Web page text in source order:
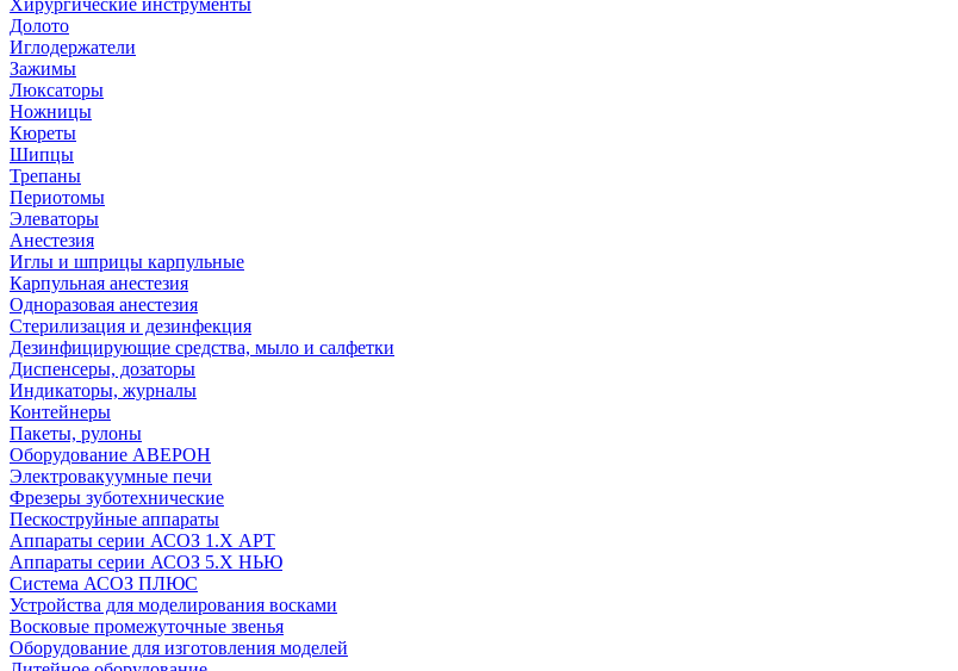
Хирургические инструменты
Долото
Иглодержатели
Зажимы
Люксаторы
Ножницы
Кюреты
Шипцы
Трепаны
Периотомы
Элеваторы
Анестезия
Иглы и шприцы карпульные
Карпульная анестезия
Одноразовая анестезия
Стерилизация и дезинфекция
Дезинфицирующие средства, мыло и салфетки
Диспенсеры, дозаторы
Индикаторы, журналы
Контейнеры
Пакеты, рулоны
Оборудование АВЕРОН
Электровакуумные печи
Фрезеры зуботехнические
Пескоструйные аппараты
Аппараты серии АСОЗ 1.Х АРТ
Аппараты серии АСОЗ 5.Х НЬЮ
Система АСОЗ ПЛЮС
Устройства для моделирования восками
Восковые промежуточные звенья
Оборудование для изготовления моделей